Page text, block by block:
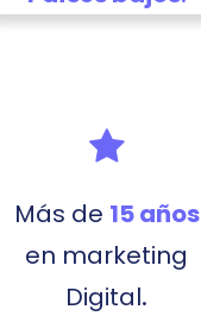
Más de 15 años
en marketing
Digital.